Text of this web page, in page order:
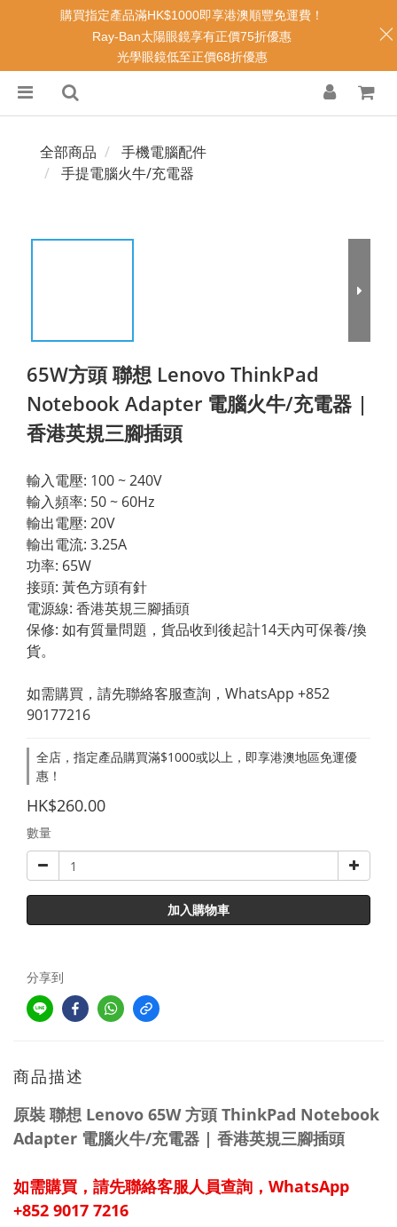
全部商品
手機電腦配件
手提電腦火牛/充電器
65W方頭 聯想 Lenovo ThinkPad
Notebook Adapter 電腦火牛/充電器 |
香港英規三腳插頭
輸入電壓: 100 ~ 240V
輸入頻率: 50 ~ 60Hz
輸出電壓: 20V
輸出電流: 3.25A
功率: 65W
接頭: 黃色方頭有針
電源線: 香港英規三腳插頭
保修: 如有質量問題，貨品收到後起計14天內可保養/換
貨。
如需購買，請先聯絡客服查詢，WhatsApp +852
90177216
全店，指定產品購買滿$1000或以上，即享港澳地區免運優
惠！
HK$260.00
數量
加入購物車
分享到
商品描述
原裝 聯想 Lenovo 65W 方頭 ThinkPad Notebook
Adapter 電腦火牛/充電器 | 香港英規三腳插頭
如需購買，請先聯絡客服人員查詢，WhatsApp
+852 9017 7216
購買指定產品滿HK$1000即享港澳順豐免運費！
Ray-Ban太陽眼鏡享有正價75折優惠
光學眼鏡低至正價68折優惠